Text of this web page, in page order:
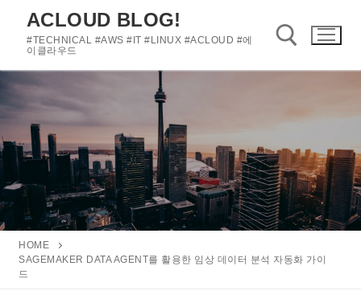
로
로
기
ACLOUD BLOG!
#TECHNICAL #AWS #IT #LINUX #ACLOUD #에
이클라우드
HOME
SAGEMAKER DATA AGENT를 활용한 임상 데이터 분석 자동화 가이
드